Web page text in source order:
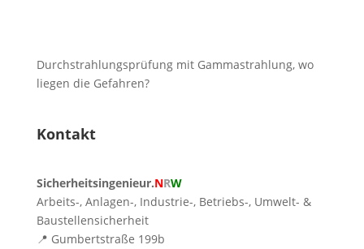
Durchstrahlungsprüfung mit Gammastrahlung, wo
liegen die Gefahren?
Kontakt
Sicherheitsingenieur.NRW
Arbeits-, Anlagen-, Industrie-, Betriebs-, Umwelt- &
Baustellensicherheit
📍 Gumbertstraße 199b